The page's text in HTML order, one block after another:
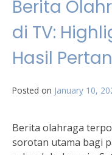
Berita
di TV:
Hasil
Posted on January 10,
Berita olahraga
sorotan utama bagi